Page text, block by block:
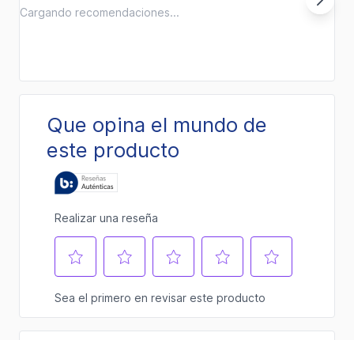
Cargando recomendaciones...